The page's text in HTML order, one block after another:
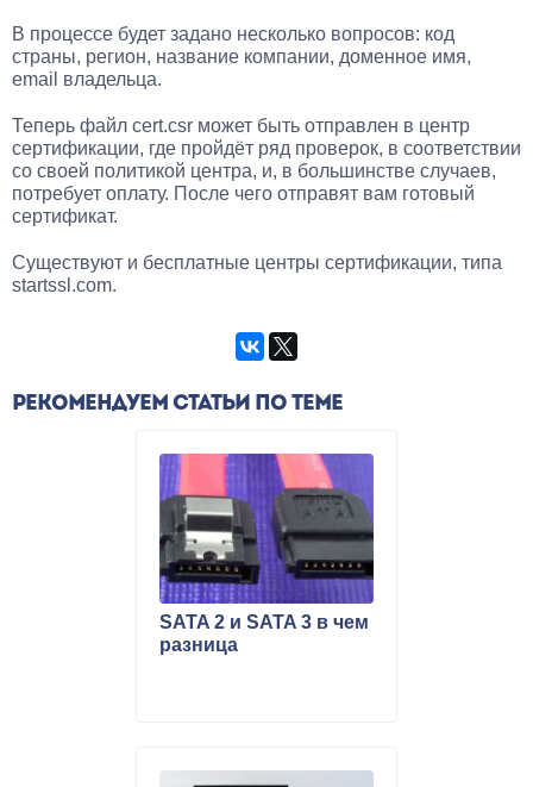
В процессе будет задано несколько вопросов: код
страны, регион, название компании, доменное имя,
email владельца.
Теперь файл cert.csr может быть отправлен в центр
сертификации, где пройдёт ряд проверок, в соответствии
со своей политикой центра, и, в большинстве случаев,
потребует оплату. После чего отправят вам готовый
сертификат.
Существуют и бесплатные центры сертификации, типа
startssl.com.
РЕКОМЕНДУЕМ СТАТЬИ ПО ТЕМЕ
SATA 2 и SATA 3 в чем
разница